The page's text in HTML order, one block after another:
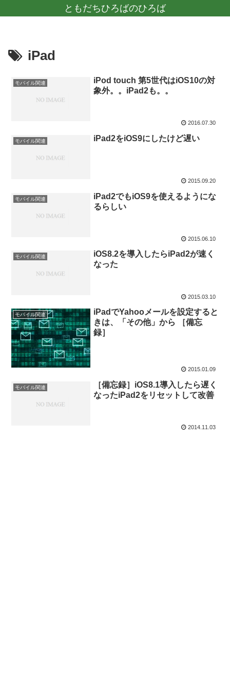
ともだちひろばのひろば
iPad
モバイル関連
iPod touch 第5世代はiOS10の対
象外。。iPad2も。。
2016.07.30
モバイル関連 iPad2をiOS9にしたけど遅い
2015.09.20
モバイル関連
iPad2でもiOS9を使えるようにな
るらしい
2015.06.10
モバイル関連
iOS8.2を導入したらiPad2が速く
なった
2015.03.10
モバイル関連
iPadでYahooメールを設定すると
きは、「その他」から ［備忘
録］
2015.01.09
モバイル関連
［備忘録］iOS8.1導入したら遅く
なったiPad2をリセットして改善
2014.11.03